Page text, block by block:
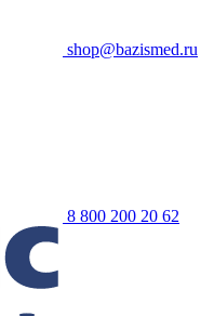
shop@bazismed.ru
8 800 200 20 62